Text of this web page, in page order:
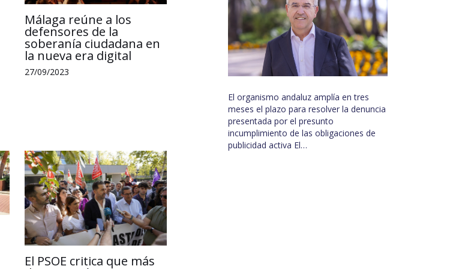
Málaga reúne a los
defensores de la
soberanía ciudadana en
la nueva era digital
27/09/2023
El PSOE critica que más
El organismo andaluz amplía en tres
meses el plazo para resolver la denuncia
presentada por el presunto
incumplimiento de las obligaciones de
publicidad activa El…